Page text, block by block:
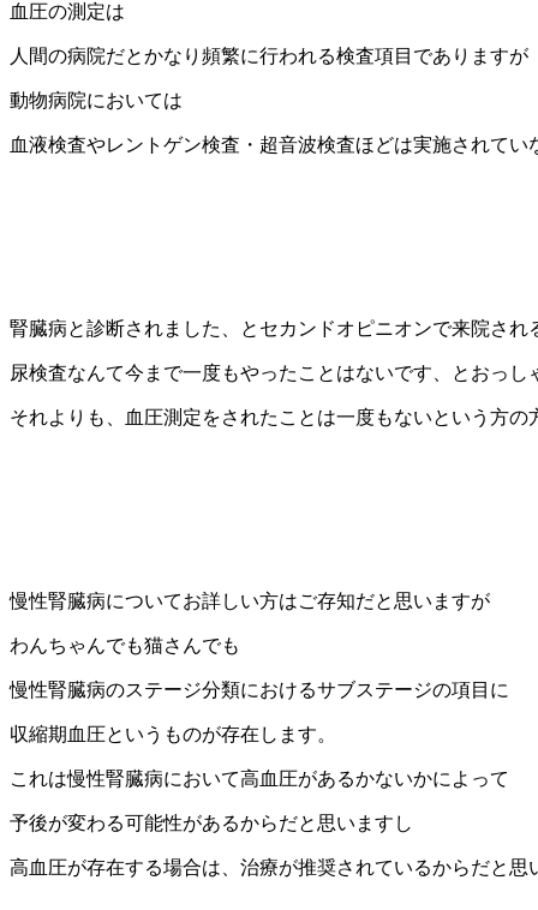
血圧の測定は
人間の病院だとかなり頻繁に行われる検査項目でありますが
動物病院においては
血液検査やレントゲン検査・超音波検査ほどは実施されてい
腎臓病と診断されました、とセカンドオピニオンで来院され
尿検査なんて今まで一度もやったことはないです、とおっ
それよりも、血圧測定をされたことは一度もないという方の
慢性腎臓病についてお詳しい方はご存知だと思いますが
わんちゃんでも猫さんでも
慢性腎臓病のステージ分類におけるサブステージの項目に
収縮期血圧というものが存在します。
これは慢性腎臓病において高血圧があるかないかによって
予後が変わる可能性があるからだと思いますし
高血圧が存在する場合は、治療が推奨されているからだと思